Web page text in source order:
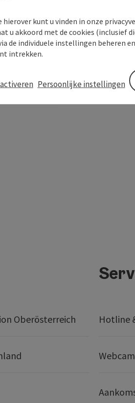
Oberösterreich Hotline
kunt u vinden in onze
u akkoord met de cookies (inclusief
de individuele instellingen beheren
intrekken.
Persoonlijke instellingen